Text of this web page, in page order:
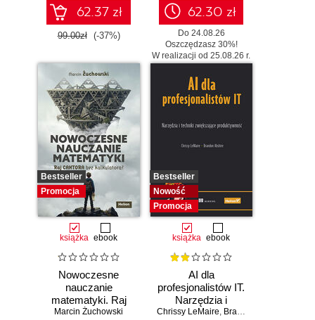
62.37 zł
99.00zł (-37%)
62.30 zł
Do 24.08.26
Oszczędzasz 30%!
W realizacji od 25.08.26 r.
Bestseller
Promocja
książka ebook
Nowoczesne
nauczanie
matematyki. Raj
Cantora bez
Marcin Żuchowski
Bestseller
Nowość
Promocja
książka ebook
AI dla
profesjonalistów IT.
Narzędzia i
techniki
Chrissy LeMaire, Brandon Abshire